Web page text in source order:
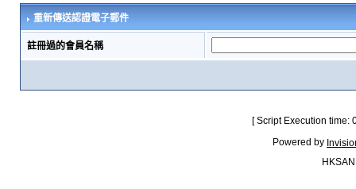
重新傳送認證電子郵件
註冊過的會員名稱
[ Script Execution
Powered by